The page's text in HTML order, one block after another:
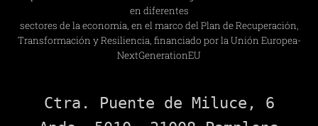
en diferentes
sectores de la economía, en el marco del Plan de Recuperación,
Transformación y Resiliencia, financiado por la Unión Europea-
NextGenerationEU
Ctra. Puente de Miluce, 6